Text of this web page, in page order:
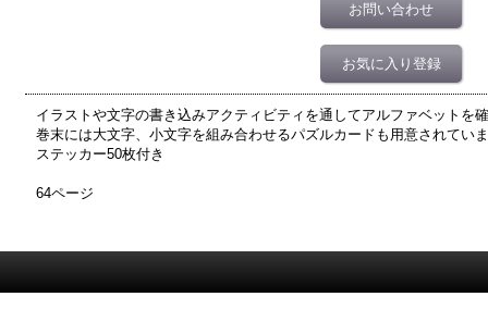
お問い合わせ
お気に入り登録
イラストや文字の書き込みアクティビティを通してアルファベットを確
巻末には大文字、小文字を組み合わせるパズルカードも用意されていま
ステッカー50枚付き
64ページ